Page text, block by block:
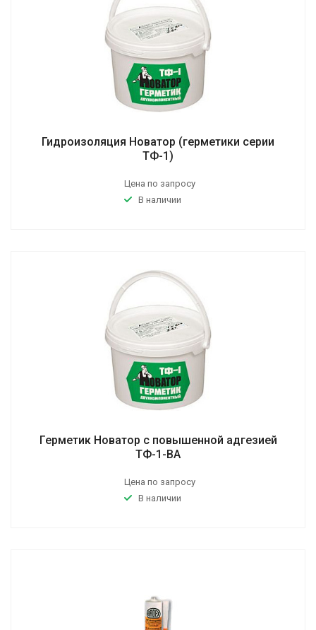
Гидроизоляция Новатор (герметики серии
ТФ-1)
Цена по запросу
В наличии
Герметик Новатор с повышенной адгезией
ТФ-1-ВА
Цена по запросу
В наличии